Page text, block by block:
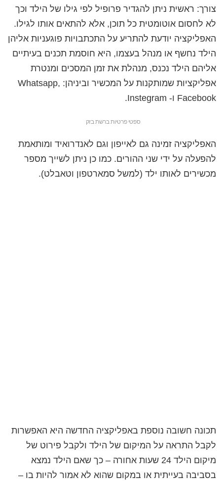
צורך: ראשית ניתן להגדיר פרופיל לפי גילו של הילד וכך
לא לחסום אוטומטית כל תוכן, אלא להתאים אותו לגילו.
האפליקציה יודעת להתריע על התכתבויות פוגעניות אליהן
הילד נחשף או מנהל בעצמו, היא חוסמת תכנים בעיתיים
אליהם הילד נכנס, מנהלת את זמן המסכים ומנטרת
אפליקציות שמותקנות על המכשיר וביניהן: Whatsapp,
Facebook ו- Instegram.
ספטי פרטיות ברשת בזק
האפליקציה זמינה גם לאייפון וגם לאנדרואיד ומותאמת
להפעלה על ידי שני ההורים. כמו כן ניתן לשייך מספר
מכשירים לאותו ילד (למשל סמארטפון וטאבלט).
תכונה חשובה נוספת באפליקציה החדשה היא האפשרות
לקבל התראה על המיקום של הילד ולקבל פירוט של
מיקום הילד 24 שעות אחורה – כך שאם הילד נמצא
בסביבה בעייתית או במקום שהוא לא אמור להיות בו –